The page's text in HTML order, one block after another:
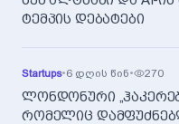
ტემპის დებატები
Startups•6 დღის წინ• 270
ლონდონური
რომელიც